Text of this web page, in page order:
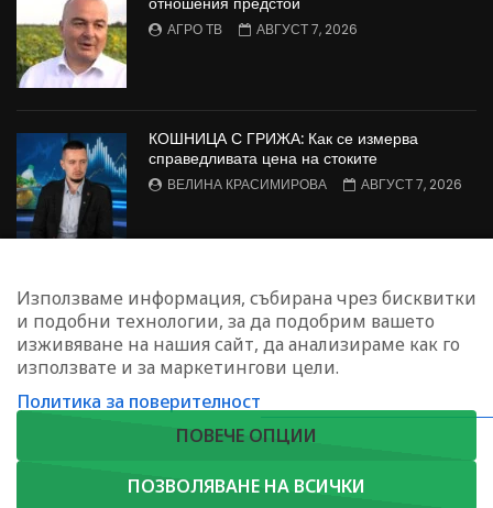
АГРО ТВ АВГУСТ 7, 2026
КОШНИЦА С ГРИЖА: Как се измерва
справедливата цена на стоките
ВЕЛИНА КРАСИМИРОВА АВГУСТ 7, 2026
Централна емисия новини на Агро ТВ:
жътвата в Добруджа, трудностите пред
животновъдите и пчеларството у нас
АВГУСТ 6, 2026
Използваме информация, събирана чрез бисквитки
и подобни технологии, за да подобрим вашето
изживяване на нашия сайт, да анализираме как го
използвате и за маркетингови цели.
Политика за поверителност
ПОВЕЧЕ ОПЦИИ
ПОЗВОЛЯВАНЕ НА ВСИЧКИ
ЗАПИШЕТЕ СЕ ЗА НАШИЯ БЮЛЕТИН